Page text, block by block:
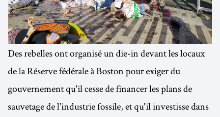
Des rebelles ont organisé un die-in devant les locaux
de la Réserve fédérale à Boston pour exiger du
gouvernement qu'il cesse de financer les plans de
sauvetage de l'industrie fossile, et qu'il investisse dans